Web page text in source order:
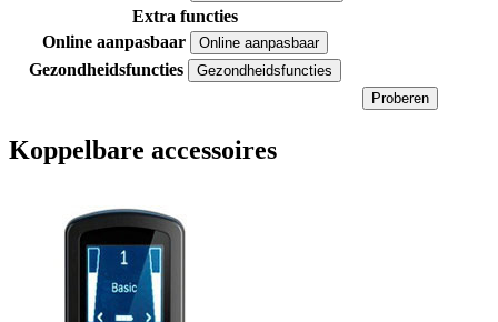
Extra functies
Online aanpasbaar
Online aanpasbaar
Gezondheidsfuncties
Gezondheidsfuncties
Proberen
Koppelbare accessoires